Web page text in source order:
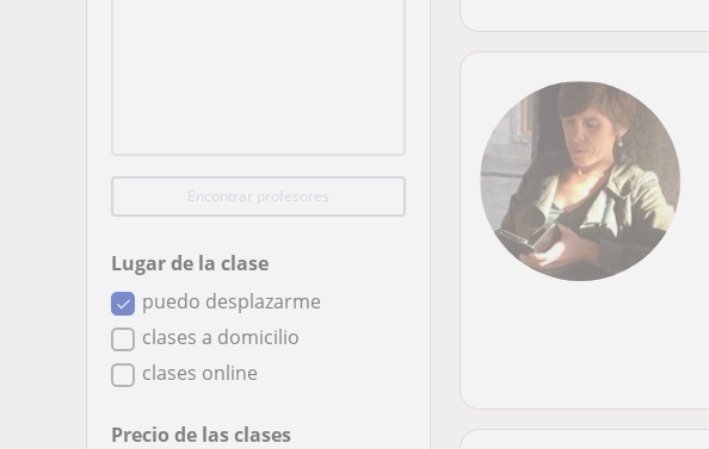
Encontrar profesores
Lugar de la clase
puedo desplazarme
clases a domicilio
clases online
Precio de las clases